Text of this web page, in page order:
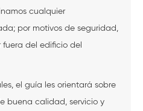
cualquier
por motivos de seguridad,
fuera del edificio del
el guía les orientará sobre
buena calidad, servicio y